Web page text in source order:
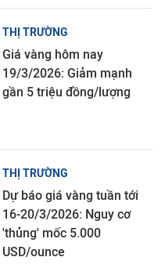
THỊ TRƯỜNG
Giá vàng hôm nay
19/3/2026: Giảm mạnh
gần 5 triệu đồng/lượng
THỊ TRƯỜNG
Dự báo giá vàng tuần tới
16-20/3/2026: Nguy cơ
'thủng' mốc 5.000
USD/ounce